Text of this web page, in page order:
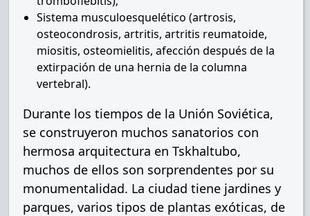
Sistema musculoesquelético (artrosis,
osteocondrosis, artritis, artritis reumatoide,
miositis, osteomielitis, afección después de la
extirpación de una hernia de la columna
vertebral).
Durante los tiempos de la Unión Soviética,
se construyeron muchos sanatorios con
hermosa arquitectura en Tskhaltubo,
muchos de ellos son sorprendentes por su
monumentalidad. La ciudad tiene jardines y
parques, varios tipos de plantas exóticas, de